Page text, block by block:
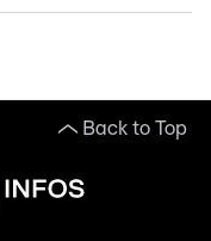
Back to Top